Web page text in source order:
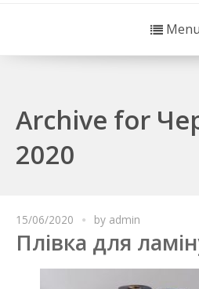
Menu
Archive for
2020
15/06/2020 by admin
Плівка для